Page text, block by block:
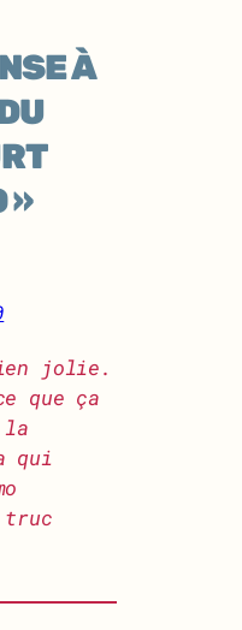
À
»
jolie.
que ça
la
qui
truc